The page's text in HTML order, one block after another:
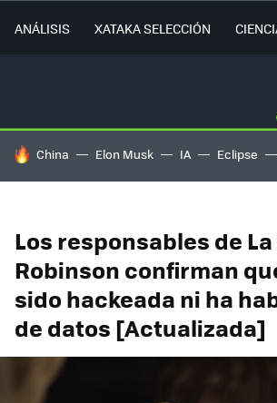
ANÁLISIS XATAKA SELECCIÓN
HOY SE HABLA DE
China Elon Musk IA Eclipse
Los responsables de
Robinson confirman
sido hackeada ni ha
de datos [Actualizada]